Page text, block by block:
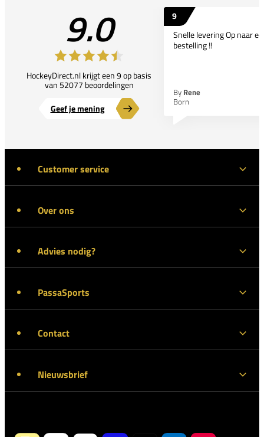
9.0
HockeyDirect.nl krijgt een 9 op basis
van 52077 beoordelingen
Geef je mening
9
Snelle levering Op naar
bestelling !!
By Rene
Born
Customer service
Over ons
Advies nodig?
PassaSports
Contact
Nieuwsbrief